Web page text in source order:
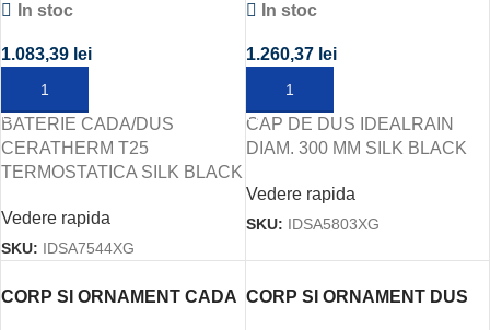
TERMOSTATICA SILK
In stoc
1.083,39 lei
ADAUGĂ ÎN COȘ
BATERIE CADA/DUS
CERATHERM T25
TERMOSTATICA SILK BLACK
Vedere rapida
SKU: IDSA7544XG
In stoc
1.260,37 lei
ADAUGĂ ÎN COȘ
CAP DE DUS IDEALRAIN
DIAM. 300 MM SILK BLACK
Vedere rapida
SKU: IDSA5803XG
CORP SI ORNAMENT CADA CORP SI ORNAMENT DUS